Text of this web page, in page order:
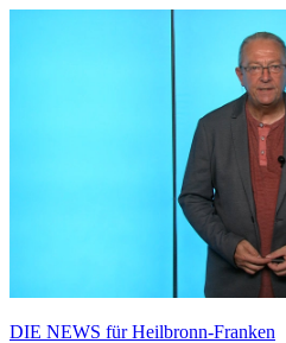
DIE NEWS für Heilbronn-Franken